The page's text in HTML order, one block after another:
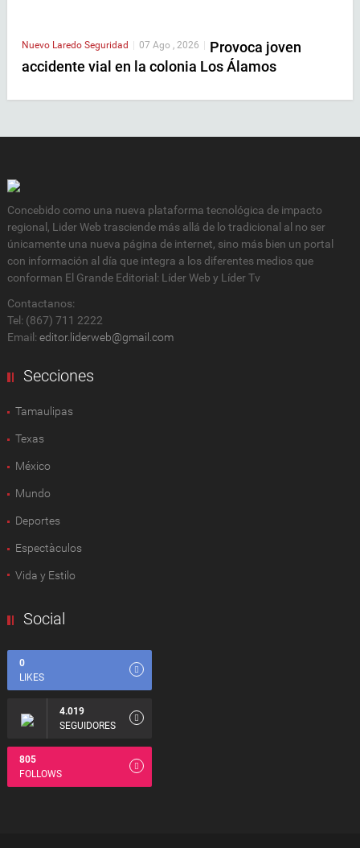
Nuevo Laredo Seguridad 07 Ago , 2026
Provoca joven
accidente vial en la colonia Los Álamos
Concebido como una nueva plataforma tecnológica de impacto
regional, Lider Web trasciende más allá de lo tradicional al no ser
únicamente una nueva página de internet, sino más bien un portal
con información al día que integra a los diferentes medios que
conforman El Grande Editorial: Líder Web y Líder Tv
Contactanos:
Tel: (867) 711 2222
Email: editor.liderweb@gmail.com
Secciones
Tamaulipas
Texas
México
Mundo
Deportes
Espectàculos
Vida y Estilo
Social
0
LIKES
4.019
SEGUIDORES
805
FOLLOWS